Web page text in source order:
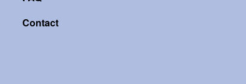
Contact